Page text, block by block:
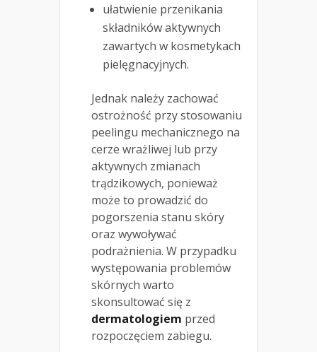
ułatwienie przenikania
składników aktywnych
zawartych w kosmetykach
pielęgnacyjnych.
Jednak należy zachować
ostrożność przy stosowaniu
peelingu mechanicznego na
cerze wrażliwej lub przy
aktywnych zmianach
trądzikowych, ponieważ
może to prowadzić do
pogorszenia stanu skóry
oraz wywoływać
podrażnienia. W przypadku
występowania problemów
skórnych warto
skonsultować się z
dermatologiem przed
rozpoczęciem zabiegu.